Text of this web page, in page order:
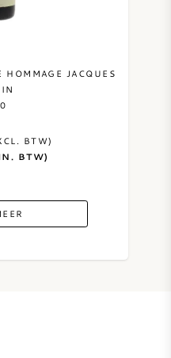
HOMMAGE JACQUES
BTW)
BTW)